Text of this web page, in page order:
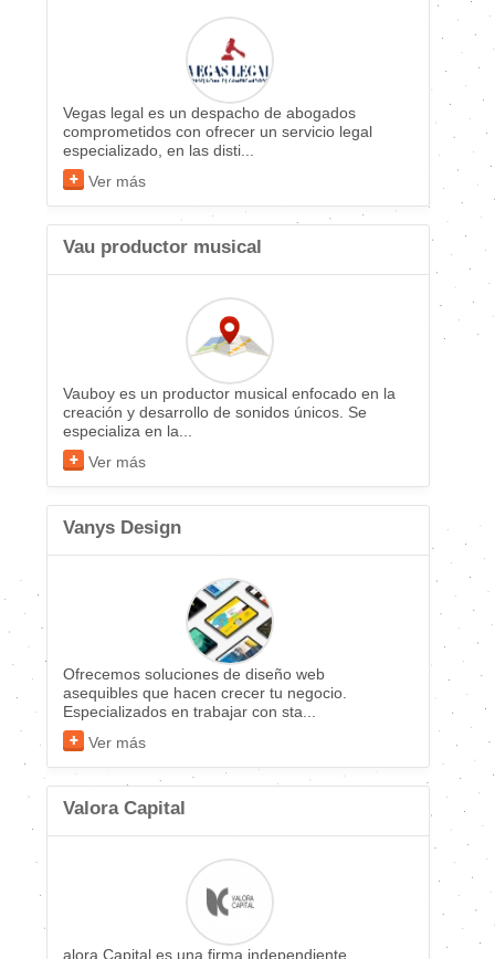
Vegas legal es un despacho de abogados
comprometidos con ofrecer un servicio legal
especializado, en las disti...
Ver más
Vau productor musical
Vauboy es un productor musical enfocado en la
creación y desarrollo de sonidos únicos. Se
especializa en la...
Ver más
Vanys Design
Ofrecemos soluciones de diseño web
asequibles que hacen crecer tu negocio.
Especializados en trabajar con sta...
Ver más
Valora Capital
alora Capital es una firma independiente